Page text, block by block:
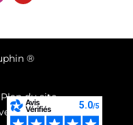
®
Plan du site
et d’utilisation